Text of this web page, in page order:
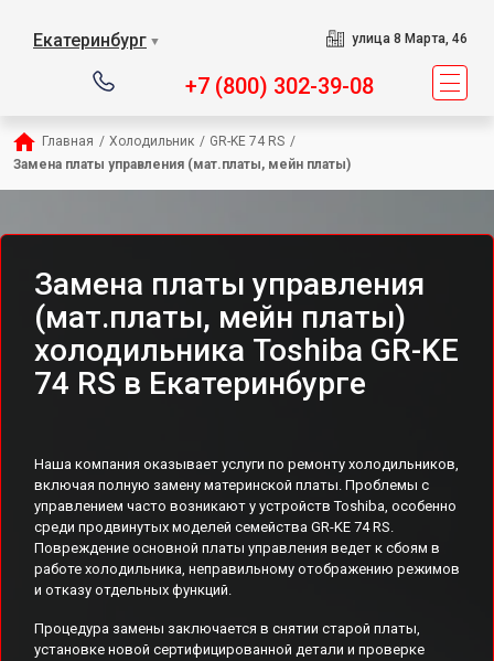
Екатеринбург ▼ улица 8 Марта, 46
+7 (800) 302-39-08
Главная / Холодильник / GR-KE 74 RS /
Замена платы управления (мат.платы, мейн платы)
Замена платы управления
(мат.платы, мейн платы)
холодильника Toshiba GR-KE
74 RS в Екатеринбурге
Наша компания оказывает услуги по ремонту холодильников,
включая полную замену материнской платы. Проблемы с
управлением часто возникают у устройств Toshiba, особенно
среди продвинутых моделей семейства GR-KE 74 RS.
Повреждение основной платы управления ведет к сбоям в
работе холодильника, неправильному отображению режимов
и отказу отдельных функций.
Процедура замены заключается в снятии старой платы,
установке новой сертифицированной детали и проверке